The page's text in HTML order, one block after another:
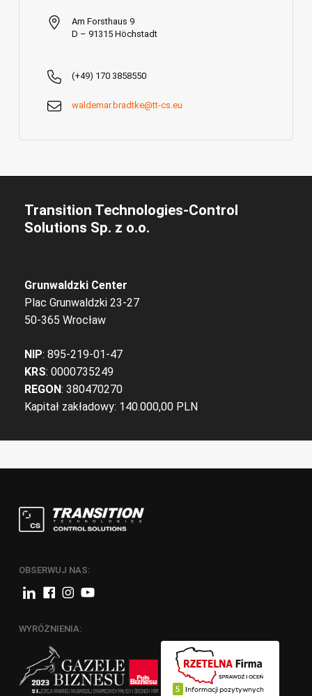
Am Forsthaus 9
D – 91315 Höchstadt
(+49) 170 3858550
waldemar.bradtke@tt-cs.eu
Transition Technologies-Control
Solutions Sp. z o.o.
Grunwaldzki Center
Plac Grunwaldzki 23-27
50-365 Wrocław
NIP: 895-219-01-47
KRS: 0000735249
REGON: 380470270
Kapitał zakładowy: 140.000,00 PLN
OBSERWUJ NAS:
WYRÓŻNIENIA: